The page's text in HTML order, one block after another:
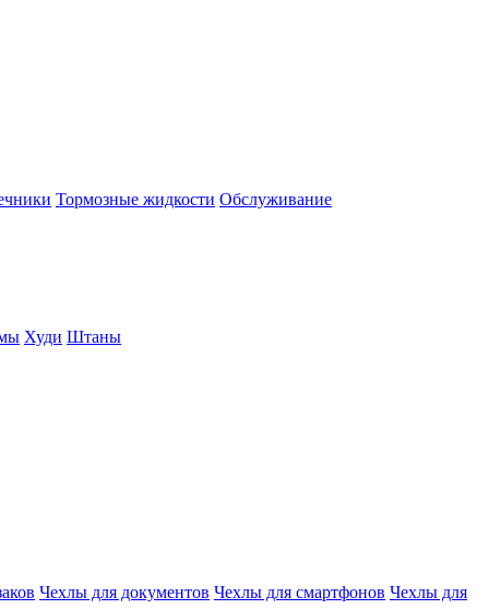
Тормозные жидкости Обслуживание
Худи Штаны
Чехлы для документов Чехлы для смартфонов Чехлы для